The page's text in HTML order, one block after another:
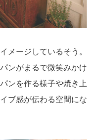
メージしているそう。
ンがまるで微笑みかけ
ンを作る様子や焼き上
ブ感が伝わる空間にな